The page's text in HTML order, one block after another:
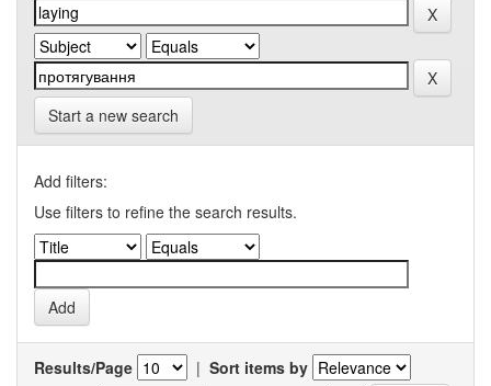
Start a new search
Add filters:
Use filters to refine the search results.
Results/Page | Sort items by